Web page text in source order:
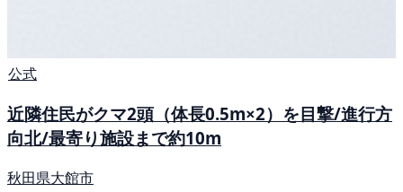
公式
近隣住民がクマ2頭（体長0.5m×2）を目撃/進行方
向北/最寄り施設まで約10m
秋田県大館市